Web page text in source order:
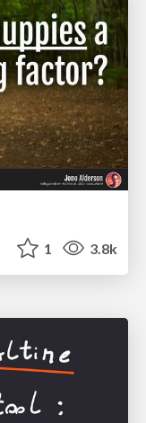
1 3.8k